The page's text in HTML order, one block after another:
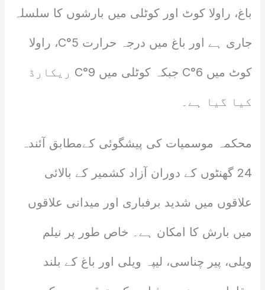
باغ، راولا کوٹ اور کوٹلی میں بارشوں کا سلسلہ
جاری ہے اور باغ میں درجہ حرارت 5°C، راولا
کوٹ میں 6°C جبکہ کوٹلی میں 9°C ریکارڈ
کیا گیا ہے۔
محکمہ موسمیات کی پیشگوئی کےمطابق آئندہ
24 گھنٹوں کے دوران آزاد کشمیر کے بالائی
علاقوں میں شدید برفباری اور میدانی علاقوں
میں بارش کا امکان ہے۔ خاص طور پر نیلم
ویلی، پیر چناسی، لیپہ ویلی اور باغ کے بلند